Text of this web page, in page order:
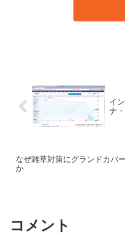
イ
ナ
なぜ雑草対策にグランドカバ
か
コメント